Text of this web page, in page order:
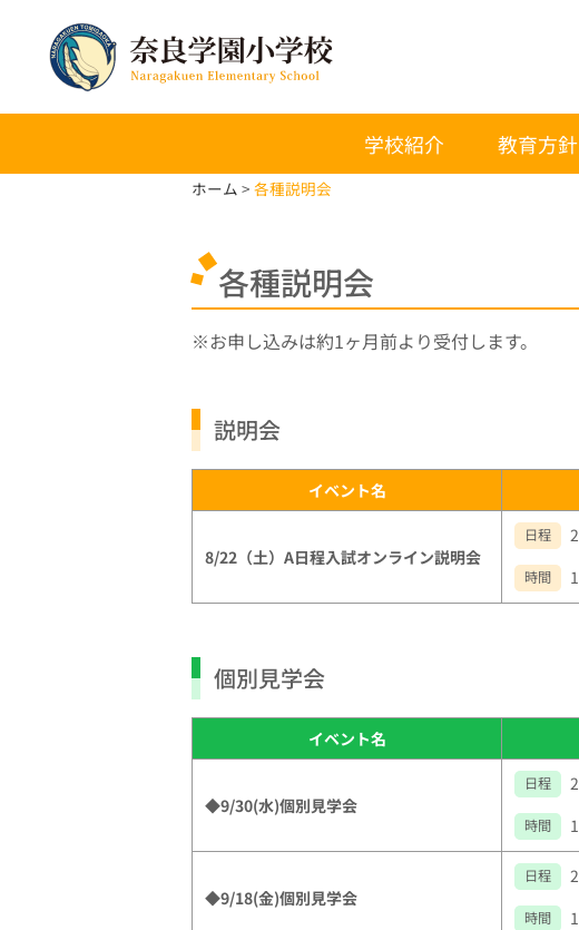
学校紹介 教育方針
ホーム 各種説明会
各種説明会
お申し込みは約1ヶ月前より受付します。
説明会
イベント名
8/22（土）A日程入試オンライン説明会
日程
時間
個別見学会
イベント名
◆9/30(水)個別見学会
日程
時間
◆9/18(金)個別見学会
日程
時間